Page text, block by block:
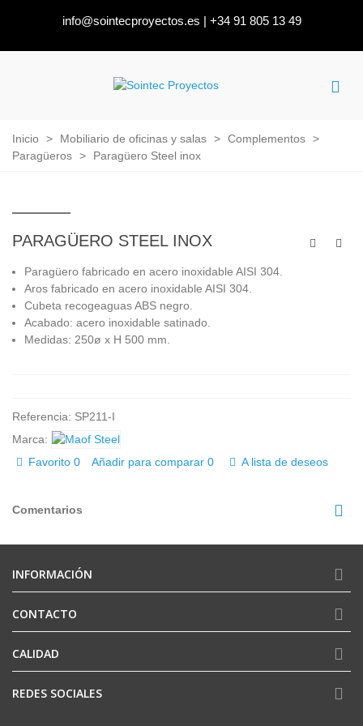
info@sointecproyectos.es | +34 91 805 13 49
Inicio > Mobiliario de oficinas y salas > Complementos >
Paragüeros > Paragüero Steel inox
PARAGÜERO STEEL INOX
Paragüero fabricado en acero inoxidable AISI 304.
Aros fabricado en acero inoxidable AISI 304.
Cubeta recogeaguas ABS negro.
Acabado: acero inoxidable satinado.
Medidas: 250ø x H 500 mm.
Referencia: SP211-I
Marca:
Favorito 0 Añadir para comparar 0 A lista de deseos
Comentarios
INFORMACIÓN
CONTACTO
CALIDAD
REDES SOCIALES